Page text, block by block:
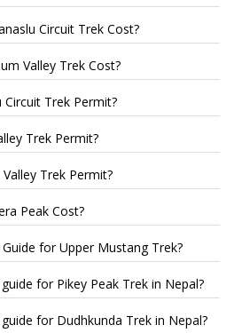
Circuit Trek Cost?
Valley Trek Cost?
Trek Permit?
Trek Permit?
Trek Permit?
Peak Cost?
for Upper Mustang Trek?
for Pikey Peak Trek in Nepal?
for Dudhkunda Trek in Nepal?